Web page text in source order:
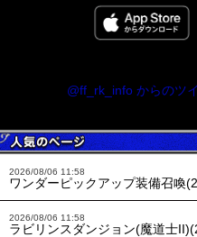
@ff_rk_info からのツ
2026/08/06 11:58
ワンダーピックアップ装備召喚
2026/08/06 11:58
ラビリンスダンジョン(魔道士